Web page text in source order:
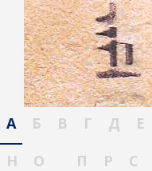
А Б В Г Д Е
Н
О П Р С